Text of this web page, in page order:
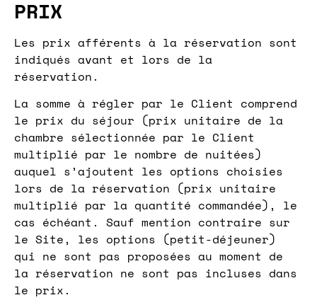
PRIX
Les prix afférents à la réservation sont
indiqués avant et lors de la
réservation.
La somme à régler par le Client comprend
le prix du séjour (prix unitaire de la
chambre sélectionnée par le Client
multiplié par le nombre de nuitées)
auquel s’ajoutent les options choisies
lors de la réservation (prix unitaire
multiplié par la quantité commandée), le
cas échéant. Sauf mention contraire sur
le Site, les options (petit-déjeuner)
qui ne sont pas proposées au moment de
la réservation ne sont pas incluses dans
le prix.